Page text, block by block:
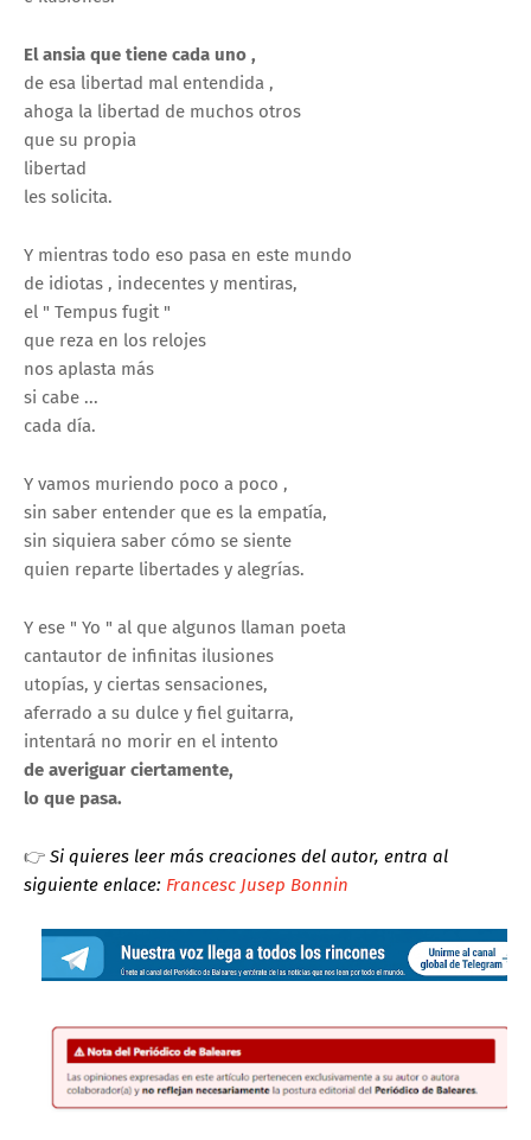
El ansia que tiene cada uno ,
de esa libertad mal entendida ,
ahoga la libertad de muchos otros
que su propia
libertad
les solicita.
Y mientras todo eso pasa en este mundo
de idiotas , indecentes y mentiras,
el " Tempus fugit "
que reza en los relojes
nos aplasta más
si cabe ...
cada día.
Y vamos muriendo poco a poco ,
sin saber entender que es la empatía,
sin siquiera saber cómo se siente
quien reparte libertades y alegrías.
Y ese " Yo " al que algunos llaman poeta
cantautor de infinitas ilusiones
utopías, y ciertas sensaciones,
aferrado a su dulce y fiel guitarra,
intentará no morir en el intento
de averiguar ciertamente,
lo que pasa.
👉 Si quieres leer más creaciones del autor, entra al
siguiente enlace: Francesc Jusep Bonnin